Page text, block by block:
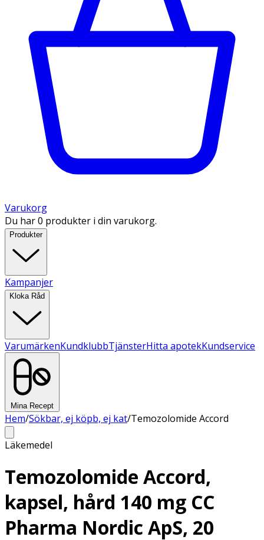
Varukorg
Du har 0 produkter i din varukorg.
Produkter
Kampanjer
Kloka Råd
VarumärkenKundklubbTjänsterHitta apotekKundservice
Mina Recept
Hem/Sökbar, ej köpb, ej kat/Temozolomide Accord
Läkemedel
Temozolomide Accord,
kapsel, hård 140 mg CC
Pharma Nordic ApS, 20